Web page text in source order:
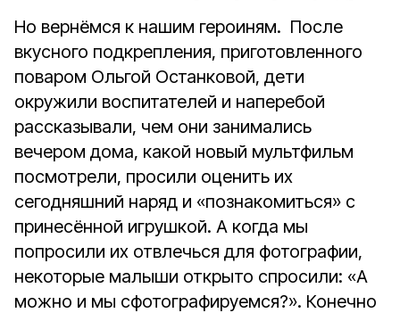
Но вернёмся к нашим героиням. После
вкусного подкрепления, приготовленного
поваром Ольгой Останковой, дети
окружили воспитателей и наперебой
рассказывали, чем они занимались
вечером дома, какой новый мультфильм
посмотрели, просили оценить их
сегодняшний наряд и «познакомиться» с
принесённой игрушкой. А когда мы
попросили их отвлечься для фотографии,
некоторые малыши открыто спросили: «А
можно и мы сфотографируемся?». Конечно